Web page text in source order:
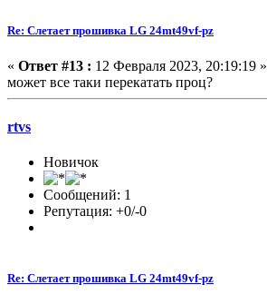
Re: Слетает прошивка LG 24mt49vf-pz
« Ответ #13 : 12 Февраля 2023, 20:19:19 »
может все таки перекатать проц?
rtvs
Новичок
Сообщений: 1
Репутация: +0/-0
Re: Слетает прошивка LG 24mt49vf-pz